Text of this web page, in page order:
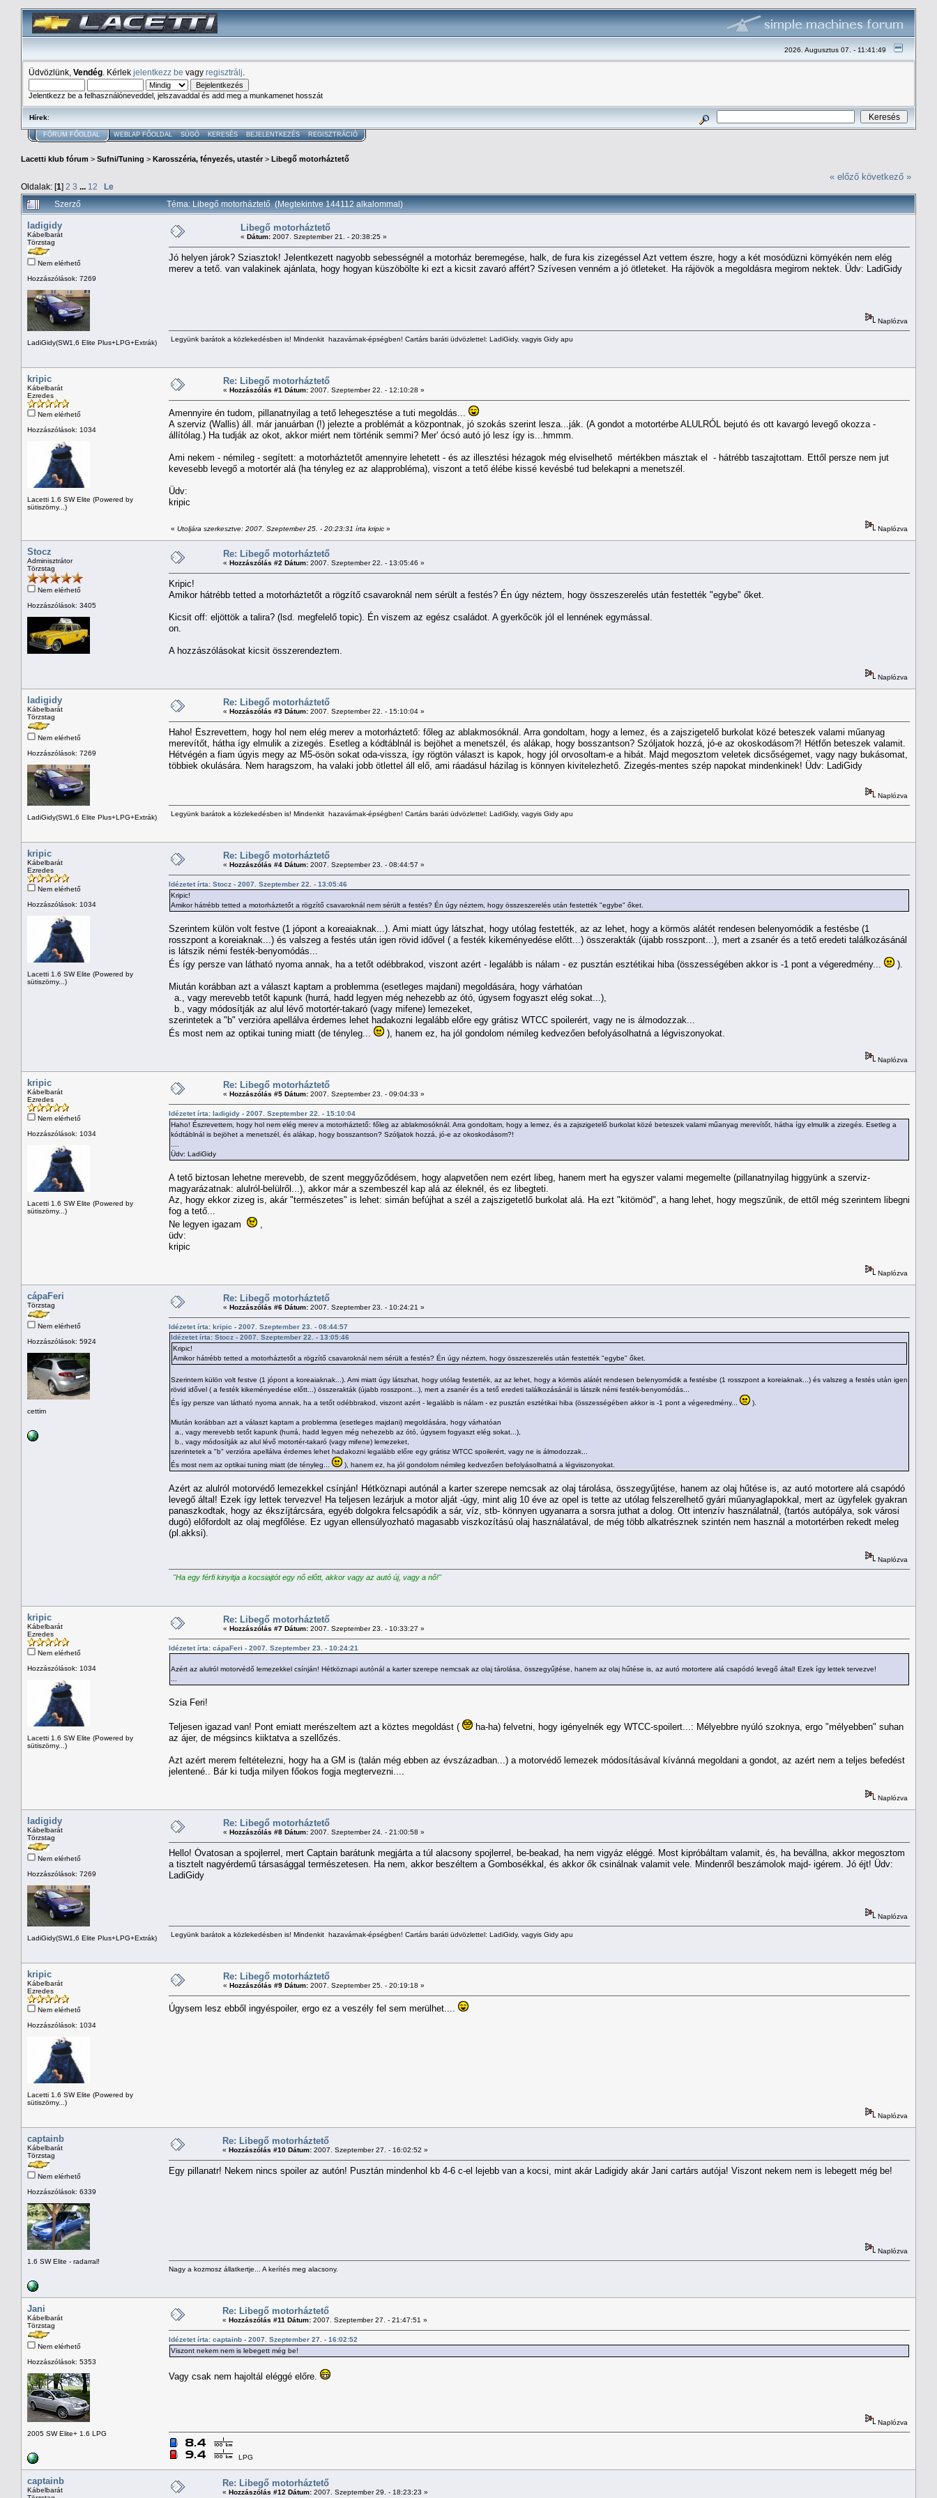
2026. Augusztus 07. - 11:41:49
Üdvözlünk, Vendég . Kérlek jelentkezz be vagy regisztrálj
Jelentkezz be a felhasználóneveddel, jelszavaddal és add meg a munkamenet hosszát
Hírek:
FÓRUM FŐOLDAL WEBLAP FŐOLDAL SÚGÓ KERESÉS BEJELENTKEZÉS REGISZTRÁCIÓ
Lacetti klub fórum > Sufni/Tuning > Karosszéria, fényezés, utastér> Libegő motorháztető
Oldalak: [1] 2 3 ... 12 Le
« előző következő »
Szerző Téma: Libegő motorháztető (Megtekintve 144112 alkalommal)
ladigidy
Kábelbarát
Törzstag
Nem elérhető
Hozzászólások: 7269
LadiGidy(SW1,6 Elite Plus+LPG+Extrák)
Libegő motorháztető
« Dátum: 2007. Szeptember 21. - 20:38:25 »
Jó helyen járok? Sziasztok! Jelentkezett nagyobb sebességnél a motorház beremegése, halk, de fura kis zizegéssel Azt vettem észre, hogy a két mosódüzni környékén nem elég
merev a tető. van valakinek ajánlata, hogy hogyan küszöbölte ki ezt a kicsit zavaró affért? Szívesen venném a jó ötleteket. Ha rájövök a megoldásra megirom nektek. Üdv: LadiGidy
Naplózva
Legyünk barátok a közlekedésben is! Mindenkit hazavárnak-épségben! Cartárs baráti üdvözlettel: LadiGidy, vagyis Gidy apu
kripic
Kábelbarát
Ezredes
Nem elérhető
Hozzászólások: 1034
Lacetti 1.6 SW Elite (Powered by
sütiszörny...)
Re: Libegő motorháztető
« Hozzászólás #1 Dátum: 2007. Szeptember 22. - 12:10:28 »
Amennyire én tudom, pillanatnyilag a tető lehegesztése a tuti megoldás...
A szerviz (Wallis) áll. már januárban (!) jelezte a problémát a központnak, jó szokás szerint lesza...ják. (A gondot a motortérbe ALULRÓL bejutó és ott kavargó levegő okozza -
állítólag.) Ha tudják az okot, akkor miért nem történik semmi? Mer' ócsó autó jó lesz így is...hmmm.
Ami nekem - némileg - segített: a motorháztetőt amennyire lehetett - és az illesztési hézagok még elviselhető mértékben másztak el - hátrébb taszajtottam. Ettől persze nem jut
kevesebb levegő a motortér alá (ha tényleg ez az alapprobléma), viszont a tető élébe kissé kevésbé tud belekapni a menetszél.
Üdv:
kripic
« Utoljára szerkesztve: 2007. Szeptember 25. - 20:23:31 írta kripic » Naplózva
Stocz
Adminisztrátor
Törzstag
Nem elérhető
Hozzászólások: 3405
Re: Libegő motorháztető
« Hozzászólás #2 Dátum: 2007. Szeptember 22. - 13:05:46 »
Kripic!
Amikor hátrébb tetted a motorháztetőt a rögzítő csavaroknál nem sérült a festés? Én úgy néztem, hogy összeszerelés után festették "egybe" őket.
Kicsit off: eljöttök a talira? (lsd. megfelelő topic). Én viszem az egész családot. A gyerkőcök jól el lennének egymással.
on.
A hozzászólásokat kicsit összerendeztem.
Naplózva
ladigidy
Kábelbarát
Törzstag
Nem elérhető
Hozzászólások: 7269
LadiGidy(SW1,6 Elite Plus+LPG+Extrák)
Re: Libegő motorháztető
« Hozzászólás #3 Dátum: 2007. Szeptember 22. - 15:10:04 »
Haho! Észrevettem, hogy hol nem elég merev a motorháztető: főleg az ablakmosóknál. Arra gondoltam, hogy a lemez, és a zajszigetelő burkolat közé beteszek valami műanyag
merevítőt, hátha így elmulik a zizegés. Esetleg a kódtáblnál is bejöhet a menetszél, és alákap, hogy bosszantson? Szóljatok hozzá, jó-e az okoskodásom?! Hétfőn beteszek valamit.
Hétvégén a fiam úgyis megy az M5-ösön sokat oda-vissza, így rögtön választ is kapok, hogy jól orvosoltam-e a hibát. Majd megosztom veletek dicsőségemet, vagy nagy bukásomat,
többiek okulására. Nem haragszom, ha valaki jobb ötlettel áll elő, ami ráadásul házilag is könnyen kivitelezhető. Zizegés-mentes szép napokat mindenkinek! Üdv: LadiGidy
Naplózva
Legyünk barátok a közlekedésben is! Mindenkit hazavárnak-épségben! Cartárs baráti üdvözlettel: LadiGidy, vagyis Gidy apu
kripic
Kábelbarát
Ezredes
Nem elérhető
Hozzászólások: 1034
Lacetti 1.6 SW Elite (Powered by
sütiszörny...)
Re: Libegő motorháztető
« Hozzászólás #4 Dátum: 2007. Szeptember 23. - 08:44:57 »
Idézetet írta: Stocz - 2007. Szeptember 22. - 13:05:46
Kripic!
Amikor hátrébb tetted a motorháztetőt a rögzítő csavaroknál nem sérült a festés? Én úgy néztem, hogy összeszerelés után festették "egybe" őket.
Szerintem külön volt festve (1 jópont a koreaiaknak...). Ami miatt úgy látszhat, hogy utólag festették, az az lehet, hogy a körmös alátét rendesen belenyomódik a festésbe (1
rosszpont a koreiaknak...) és valszeg a festés után igen rövid idővel ( a festék kikeményedése előtt...) összerakták (újabb rosszpont...), mert a zsanér és a tető eredeti találkozásánál
is látszik némi festék-benyomódás...
És így persze van látható nyoma annak, ha a tetőt odébbrakod, viszont azért - legalább is nálam - ez pusztán esztétikai hiba (összességében akkor is -1 pont a végeredmény...
).
Miután korábban azt a választ kaptam a problemma (esetleges majdani) megoldására, hogy várhatóan
a., vagy merevebb tetőt kapunk (hurrá, hadd legyen még nehezebb az ótó, úgysem fogyaszt elég sokat...),
b., vagy módosítják az alul lévő motortér-takaró (vagy mifene) lemezeket,
szerintetek a "b" verzióra apellálva érdemes lehet hadakozni legalább előre egy grátisz WTCC spoilerért, vagy ne is álmodozzak...
És most nem az optikai tuning miatt (de tényleg...
), hanem ez, ha jól gondolom némileg kedvezően befolyásolhatná a légviszonyokat.
Naplózva
kripic
Kábelbarát
Ezredes
Nem elérhető
Hozzászólások: 1034
Lacetti 1.6 SW Elite (Powered by
sütiszörny...)
Re: Libegő motorháztető
« Hozzászólás #5 Dátum: 2007. Szeptember 23. - 09:04:33 »
Idézetet írta: ladigidy - 2007. Szeptember 22. - 15:10:04
Haho! Észrevettem, hogy hol nem elég merev a motorháztető: főleg az ablakmosóknál. Arra gondoltam, hogy a lemez, és a zajszigetelő burkolat közé beteszek valami műanyag merevítőt, hátha így elmulik a zizegés. Esetleg a
kódtáblnál is bejöhet a menetszél, és alákap, hogy bosszantson? Szóljatok hozzá, jó-e az okoskodásom?!
Üdv: LadiGidy
A tető biztosan lehetne merevebb, de szent meggyőződésem, hogy alapvetően nem ezért libeg, hanem mert ha egyszer valami megemelte (pillanatnyilag higgyünk a szerviz-
magyarázatnak: alulról-belülről...), akkor már a szembeszél kap alá az éleknél, és ez libegteti.
Az, hogy ekkor zizeg is, akár "természetes" is lehet: simán befújhat a szél a zajszigetetlő burkolat alá. Ha ezt "kitömöd", a hang lehet, hogy megszűnik, de ettől még szerintem libegni
fog a tető...
Ne legyen igazam
üdv:
kripic
Naplózva
cápaFeri
Törzstag
Nem elérhető
Hozzászólások: 5924
cettim
Re: Libegő motorháztető
« Hozzászólás #6 Dátum: 2007. Szeptember 23. - 10:24:21 »
Idézetet írta: kripic - 2007. Szeptember 23. - 08:44:57
Idézetet írta: Stocz - 2007. Szeptember 22. - 13:05:46
Kripic!
Amikor hátrébb tetted a motorháztetőt a rögzítő csavaroknál nem sérült a festés? Én úgy néztem, hogy összeszerelés után festették "egybe" őket.
Szerintem külön volt festve (1 jópont a koreaiaknak...). Ami miatt úgy látszhat, hogy utólag festették, az az lehet, hogy a körmös alátét rendesen belenyomódik a festésbe (1 rosszpont a koreiaknak...) és valszeg a festés után igen
rövid idővel ( a festék kikeményedése előtt...) összerakták (újabb rosszpont...), mert a zsanér és a tető eredeti találkozásánál is látszik némi festék-benyomódás...
És így persze van látható nyoma annak, ha a tetőt odébbrakod, viszont azért - legalább is nálam - ez pusztán esztétikai hiba (összességében akkor is -1 pont a végeredmény...
).
Miután korábban azt a választ kaptam a problemma (esetleges majdani) megoldására, hogy várhatóan
a., vagy merevebb tetőt kapunk (hurrá, hadd legyen még nehezebb az ótó, úgysem fogyaszt elég sokat...),
b., vagy módosítják az alul lévő motortér-takaró (vagy mifene) lemezeket,
szerintetek a "b" verzióra apellálva érdemes lehet hadakozni legalább előre egy grátisz WTCC spoilerért, vagy ne is álmodozzak...
És most nem az optikai tuning miatt (de tényleg...
), hanem ez, ha jól gondolom némileg kedvezően befolyásolhatná a légviszonyokat.
Azért az alulról motorvédő lemezekkel csínján! Hétköznapi autónál a karter szerepe nemcsak az olaj tárolása, összegyűjtése, hanem az olaj hűtése is, az autó motortere alá csapódó
levegő által! Ezek így lettek tervezve! Ha teljesen lezárjuk a motor alját -úgy, mint alig 10 éve az opel is tette az utólag felszerelhető gyári műanyaglapokkal, mert az ügyfelek gyakran
panaszkodtak, hogy az ékszíjtárcsára, egyéb dolgokra felcsapódik a sár, víz, stb- könnyen ugyanarra a sorsra juthat a dolog. Ott intenzív használatnál, (tartós autópálya, sok városi
dugó) előfordolt az olaj megfőlése. Ez ugyan ellensúlyozható magasabb viszkozítású olaj használatával, de még több alkatrésznek szintén nem használ a motortérben rekedt meleg
(pl.akksi).
Naplózva
"Ha egy férfi kinyitja a kocsiajtót egy nő előtt, akkor vagy az autó új, vagy a nő!"
kripic
Kábelbarát
Ezredes
Nem elérhető
Hozzászólások: 1034
Lacetti 1.6 SW Elite (Powered by
sütiszörny...)
Re: Libegő motorháztető
« Hozzászólás #7 Dátum: 2007. Szeptember 23. - 10:33:27 »
Idézetet írta: cápaFeri - 2007. Szeptember 23. - 10:24:21
Azért az alulról motorvédő lemezekkel csínján! Hétköznapi autónál a karter szerepe nemcsak az olaj tárolása, összegyűjtése, hanem az olaj hűtése is, az autó motortere alá csapódó levegő által! Ezek így lettek tervezve!
Szia Feri!
Teljesen igazad van! Pont emiatt merészeltem azt a köztes megoldást (
ha-ha) felvetni, hogy igényelnék egy WTCC-spoilert...: Mélyebbre nyúló szoknya, ergo "mélyebben" suhan
az ájer, de mégsincs kiiktatva a szellőzés.
Azt azért merem feltételezni, hogy ha a GM is (talán még ebben az évszázadban...) a motorvédő lemezek módosításával kívánná megoldani a gondot, az azért nem a teljes befedést
jelentené.. Bár ki tudja milyen főokos fogja megtervezni....
Naplózva
ladigidy
Kábelbarát
Törzstag
Nem elérhető
Hozzászólások: 7269
LadiGidy(SW1,6 Elite Plus+LPG+Extrák)
Re: Libegő motorháztető
« Hozzászólás #8 Dátum: 2007. Szeptember 24. - 21:00:58 »
Hello! Óvatosan a spojlerrel, mert Captain barátunk megjárta a túl alacsony spojlerrel, be-beakad, ha nem vigyáz eléggé. Most kipróbáltam valamit, és, ha bevállna, akkor megosztom
a tisztelt nagyérdemű társasággal természetesen. Ha nem, akkor beszéltem a Gombosékkal, és akkor ők csinálnak valamit vele. Mindenről beszámolok majd- igérem. Jó éjt! Üdv:
LadiGidy
Naplózva
Legyünk barátok a közlekedésben is! Mindenkit hazavárnak-épségben! Cartárs baráti üdvözlettel: LadiGidy, vagyis Gidy apu
kripic
Kábelbarát
Ezredes
Nem elérhető
Hozzászólások: 1034
Lacetti 1.6 SW Elite (Powered by
sütiszörny...)
Re: Libegő motorháztető
« Hozzászólás #9 Dátum: 2007. Szeptember 25. - 20:19:18 »
Úgysem lesz ebből ingyéspoiler, ergo ez a veszély fel sem merülhet....
Naplózva
captainb
Kábelbarát
Törzstag
Nem elérhető
Hozzászólások: 6339
1.6 SW Elite - radarral!
Re: Libegő motorháztető
« Hozzászólás #10 Dátum: 2007. Szeptember 27. - 16:02:52 »
Egy pillanatr! Nekem nincs spoiler az autón! Pusztán mindenhol kb 4-6 c-el lejebb van a kocsi, mint akár Ladigidy akár Jani cartárs autója! Viszont nekem nem is lebegett még be!
Naplózva
Nagy a kozmosz állatkertje... A kerítés meg alacsony.
Jani
Kábelbarát
Törzstag
Nem elérhető
Hozzászólások: 5353
2005 SW Elite+ 1.6 LPG
Re: Libegő motorháztető
« Hozzászólás #11 Dátum: 2007. Szeptember 27. - 21:47:51 »
Idézetet írta: captainb - 2007. Szeptember 27. - 16:02:52
Viszont nekem nem is lebegett még be!
Vagy csak nem hajoltál eléggé előre.
Naplózva
LPG
captainb
Kábelbarát
Re: Libegő motorháztető
« Hozzászólás #12 Dátum: 2007. Szeptember 29. - 18:23:23 »